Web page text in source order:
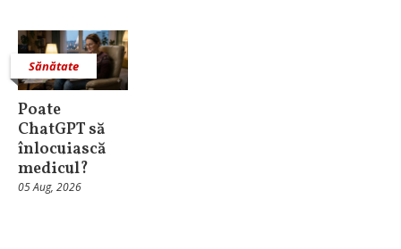
Sănătate
Poate
ChatGPT să
înlocuiască
medicul?
05 Aug, 2026